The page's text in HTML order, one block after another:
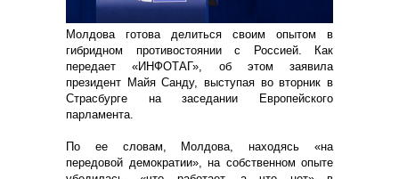
Молдова готова делиться своим опытом в
гибридном противостоянии с Россией. Как
передает «ИНФОТАГ», об этом заявила
президент Майя Санду, выступая во вторник в
Страсбурге на заседании Европейского
парламента.
По ее словам, Молдова, находясь «на
передовой демократии», на собственном опыте